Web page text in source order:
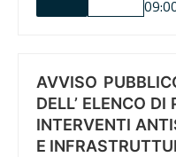
AVVISO
DELL’ ELENCO
INTERVENTI
E